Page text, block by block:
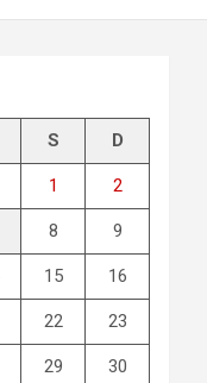
S D
1 2
8 9
15 16
22 23
29 30